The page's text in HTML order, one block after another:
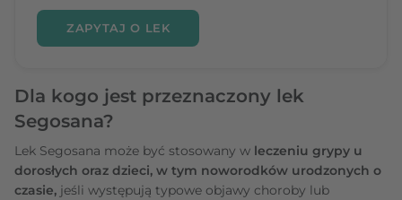
ZAPYTAJ O LEK
Dla kogo jest przeznaczony lek
Segosana?
Lek Segosana może być stosowany w leczeniu grypy u
dorosłych oraz dzieci, w tym noworodków urodzonych o
czasie, jeśli występują typowe objawy choroby lub